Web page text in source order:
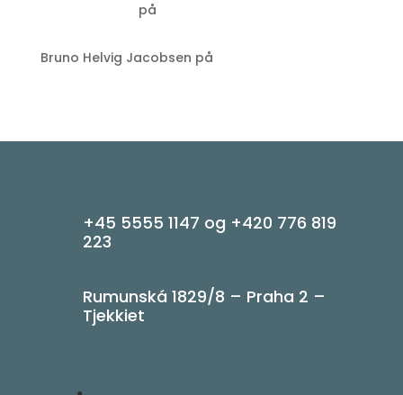
på
Bruno Helvig Jacobsen på
+45 5555 1147 og +420 776 819
223
Rumunská 1829/8 – Praha 2 –
Tjekkiet